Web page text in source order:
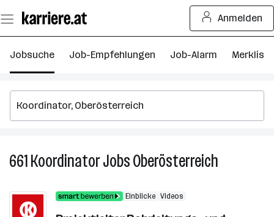
Seiteninhalt
springen
Anmelden
Jobsuche Job-Empfehlungen Job-Alarm Merkliste
661KoordinatorJobsOberösterreich
Einblicke Videos